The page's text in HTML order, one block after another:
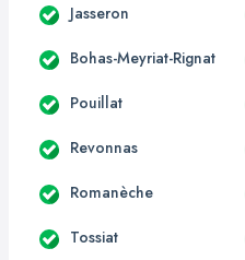
Jasseron
Bohas-Meyriat-Rignat
Pouillat
Revonnas
Romanèche
Tossiat